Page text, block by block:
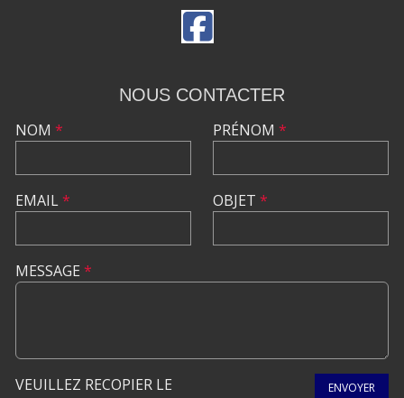
NOUS CONTACTER
NOM *
EMAIL*
PRÉNOM *
OBJET *
MESSAGE *
VEUILLEZ RECOPIER LE
ENVOYER